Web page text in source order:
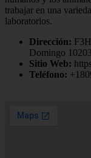
trabajar en una
laboratorios.
Dirección:
Domingo
Sitio Web:
Teléfono: